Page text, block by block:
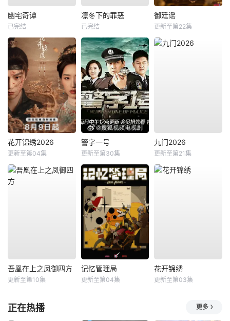
幽宅奇谭
已完结
凛冬下的罪恶
已完结
御廷谣
更新至第22集
花开锦绣2026
更新至第04集
警字一号
更新至第30集
九门2026
更新至第21集
吾凰在上之凤御四方
更新至第10集
记忆管理局
更新至第04集
花开锦绣
更新至第03集
正在热播 更多